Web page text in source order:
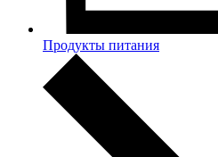
Продукты питания